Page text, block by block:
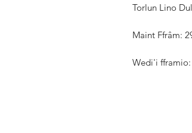
Torlun Lino
Maint Ffrâm:
Wedi'i